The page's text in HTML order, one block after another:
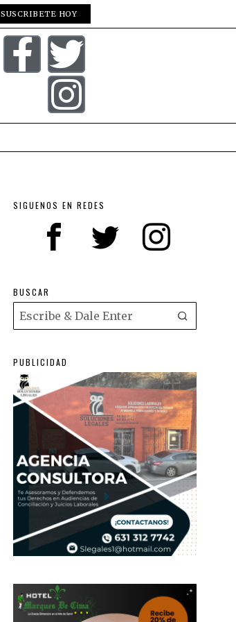
SUSCRIBETE HOY
SIGUENOS EN REDES
BUSCAR
PUBLICIDAD